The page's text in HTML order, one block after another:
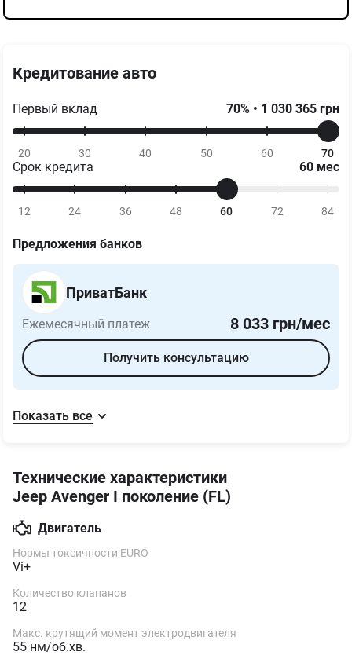
Кредитование авто
Первый вклад 70% • 1 030 365 грн
20 30 40 50 60 70
Срок кредита 60 мес
12 24 36 48 60 72 84
Предложения банков
ПриватБанк
Ежемесячный платеж 8 033 грн/мес
Получить консультацию
Показать все
Технические характеристики
Jeep Avenger I поколение (FL)
Двигатель
Нормы токсичности EURO
Vi+
Количество клапанов
12
Макс. крутящий момент электродвигателя
55 нм/об.хв.